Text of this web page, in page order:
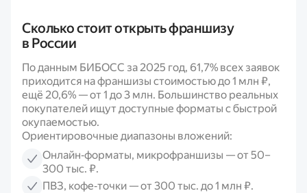
Сколько стоит открыть франшизу
в России
По данным БИБОСС за 2025 год, 61,7% всех заявок
приходится на франшизы стоимостью до 1 млн ₽,
ещё 20,6% — от 1 до 3 млн. Большинство реальных
покупателей ищут доступные форматы с быстрой
окупаемостью.
Ориентировочные диапазоны вложений:
Онлайн‑форматы, микрофраншизы — от 50–
300 тыс. ₽.
ПВЗ, кофе‑точки — от 300 тыс. до 1 млн ₽.